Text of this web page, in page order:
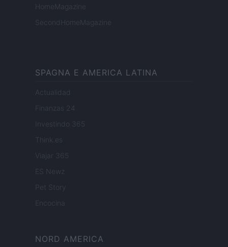
HomeMagazine
SecondHomeMagazine
SPAGNA E AMERICA LATINA
Actualidad
Finanzas 24
Investindo 365
Think.es
Viajar 365
ES Newz
Pet Story
Encocina
NORD AMERICA